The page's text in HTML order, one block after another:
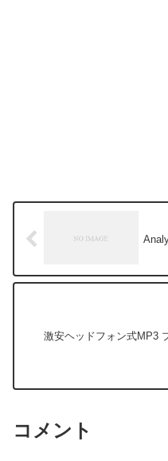
激安ヘッドフォン式MP3
コメント